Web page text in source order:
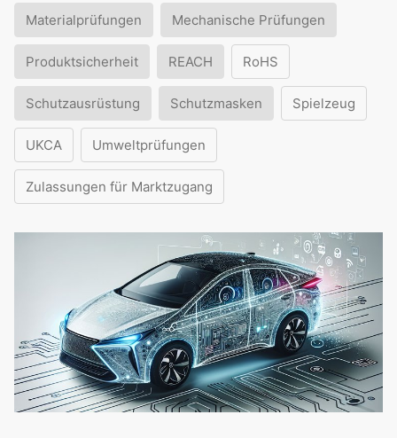
Materialprüfungen Mechanische Prüfungen
Produktsicherheit REACH RoHS
Schutzausrüstung Schutzmasken Spielzeug
UKCA Umweltprüfungen
Zulassungen für Marktzugang